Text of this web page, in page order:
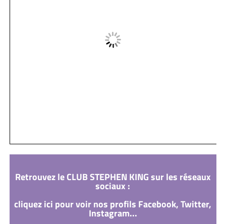
Retrouvez le CLUB STEPHEN KING sur les réseaux
sociaux :
cliquez ici pour voir nos profils Facebook, Twitter,
Instagram...